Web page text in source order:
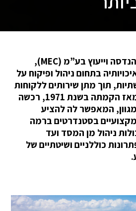
חברת אחים מרגולין הנדסה וייעוץ בע”מ (MEC),
בתחום ניהול ופיקוח על
תוך מתן שירותים ללקוחות
מקומיים וגלובליים. מאז הקמתה בשנת 1971, רכשה
המאפשר לה להציע
בסטנדרטים ברמה
ניהול מן המסד ועד
כוללניים ושיטתיים של